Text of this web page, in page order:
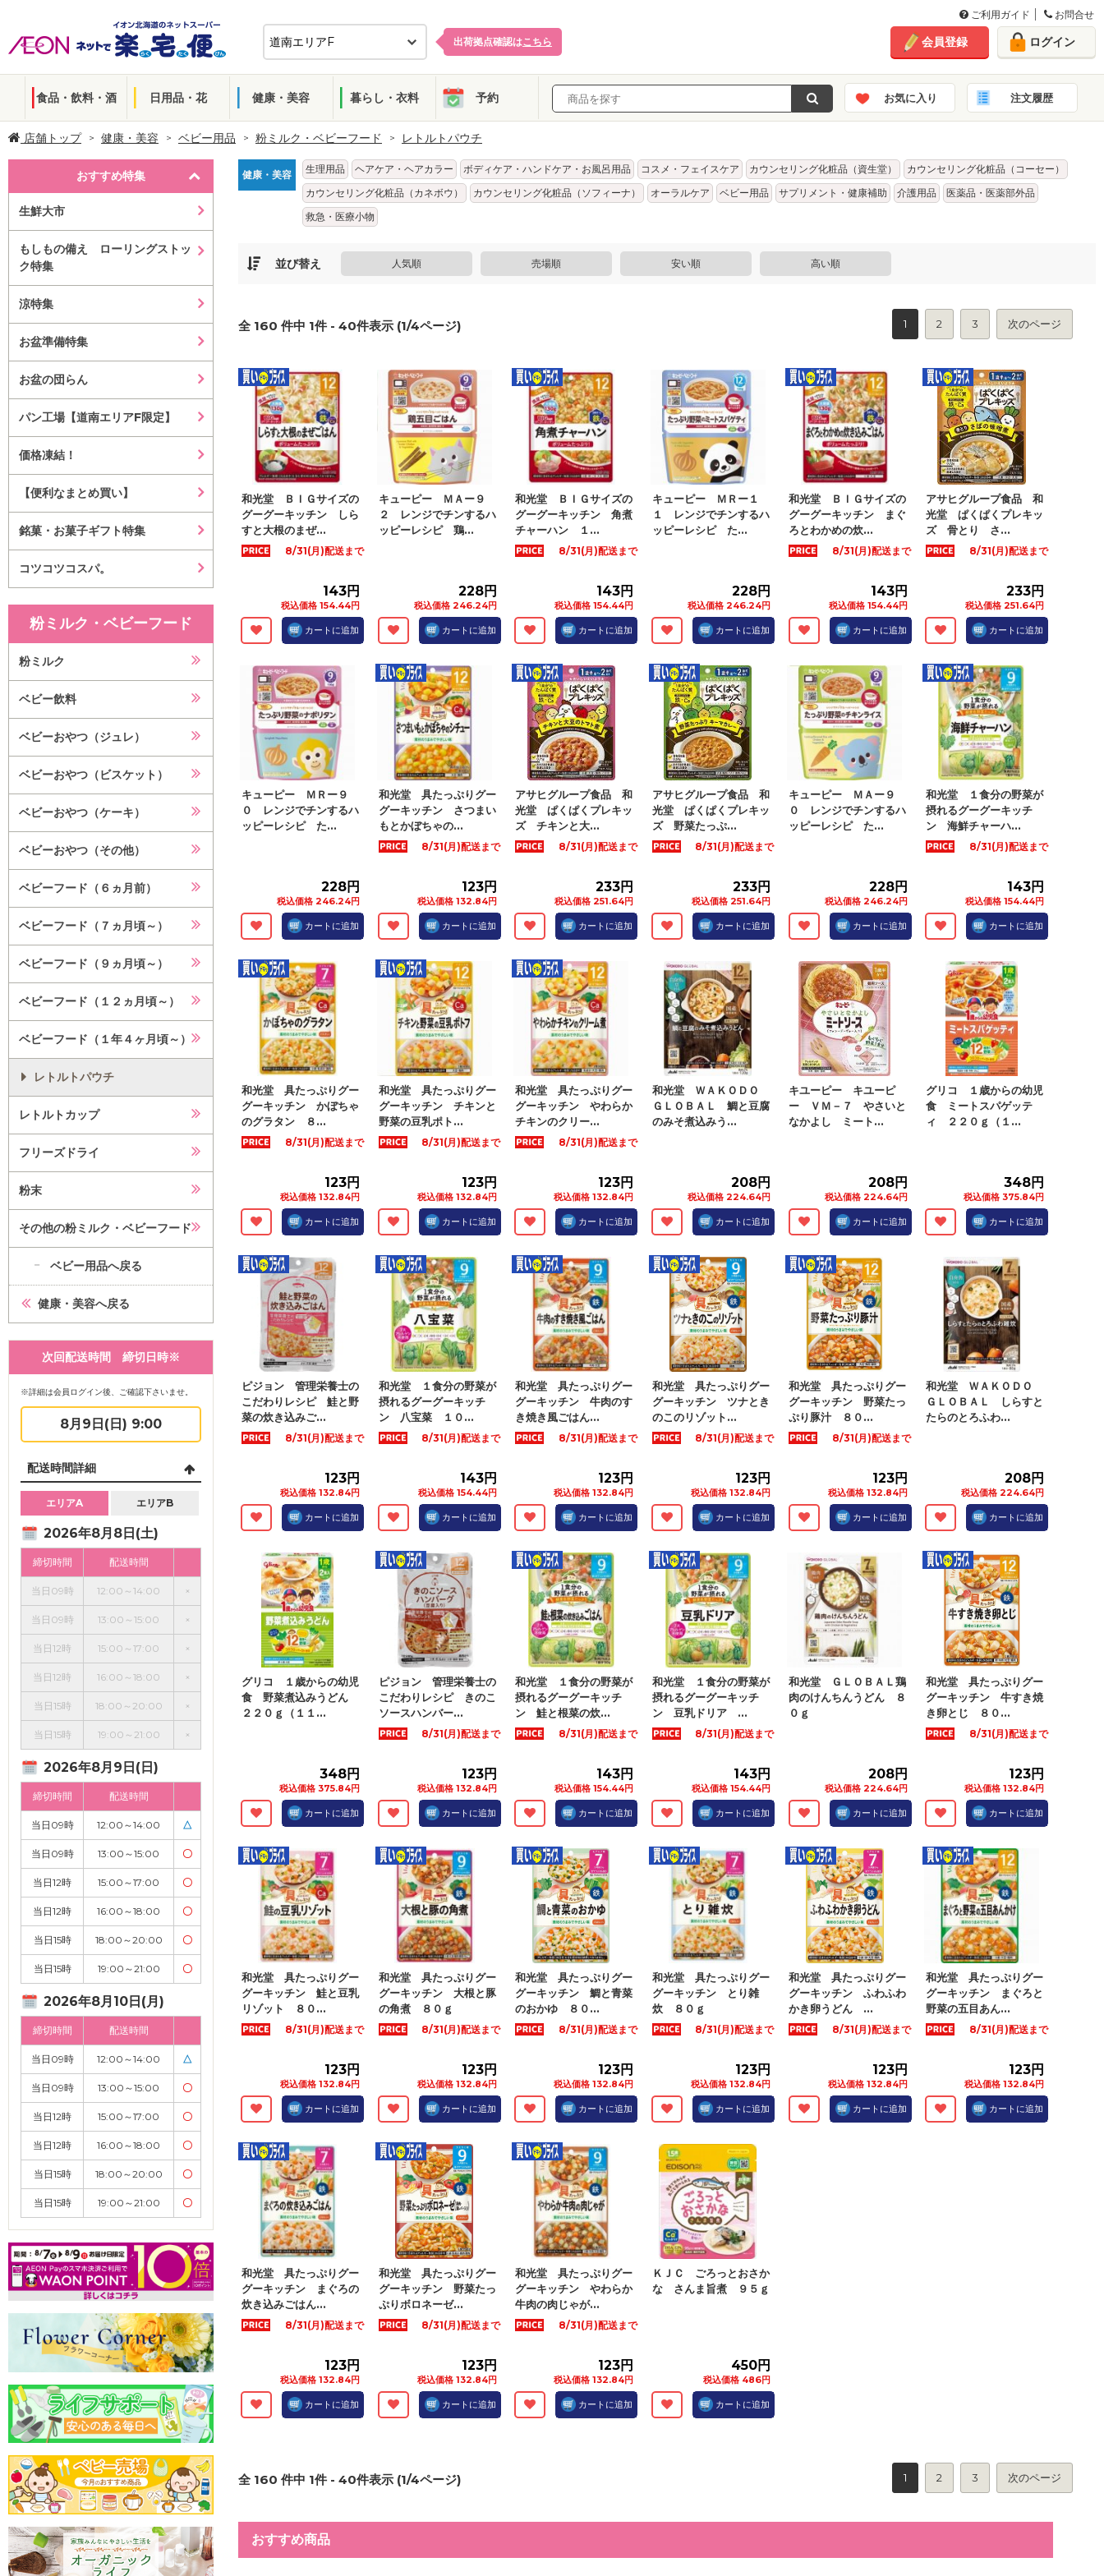
ご利用ガイド お問合せ
出荷拠点確認はこちら 会員登録 ログイン
食品・飲料・酒 日用品・花 健康・美容 暮らし・衣料 予約 お気に入り 注文履歴
店舗トップ 健康・美容 ベビー用品 粉ミルク・ベビーフード レトルトパウチ
おすすめ特集
生鮮大市
もしもの備え ローリングストッ
ク特集
涼特集
お盆準備特集
お盆の団らん
パン工場【道南エリアF限定】
価格凍結！
【便利なまとめ買い】
銘菓・お菓子ギフト特集
コツコツコスパ。
粉ミルク・ベビーフード
粉ミルク
ベビー飲料
ベビーおやつ（ジュレ）
ベビーおやつ（ビスケット）
ベビーおやつ（ケーキ）
ベビーおやつ（その他）
ベビーフード（６ヵ月前）
ベビーフード（７ヵ月頃～）
ベビーフード（９ヵ月頃～）
ベビーフード（１２ヵ月頃～）
ベビーフード（１年４ヶ月頃～）
レトルトパウチ
レトルトカップ
フリーズドライ
粉末
その他の粉ミルク・ベビーフード
ベビー用品へ戻る
健康・美容へ戻る
次回配送時間 締切日時※
※詳細は会員ログイン後、ご確認下さいませ。
8月9日(日) 9:00
配送時間詳細
エリアA エリアB
2026年8月8日(土)
締切時間 配送時間
当日09時 12:00～14:00 ×
当日09時 13:00～15:00 ×
当日12時 15:00～17:00 ×
当日12時 16:00～18:00 ×
当日15時 18:00～20:00 ×
当日15時 19:00～21:00 ×
2026年8月9日(日)
締切時間 配送時間
当日09時 12:00～14:00 △
当日09時 13:00～15:00 〇
当日12時 15:00～17:00 〇
当日12時 16:00～18:00 〇
当日15時 18:00～20:00 〇
当日15時 19:00～21:00 〇
2026年8月10日(月)
締切時間 配送時間
当日09時 12:00～14:00 △
当日09時 13:00～15:00 〇
当日12時 15:00～17:00 〇
当日12時 16:00～18:00 〇
当日15時 18:00～20:00 〇
当日15時 19:00～21:00 〇
健康・美容 生理用品 ヘアケア・ヘアカラー ボディケア・ハンドケア・お風呂用品 コスメ・フェイスケア カウンセリング化粧品（資生堂）
カウンセリング化粧品（コーセー）
カウンセリング化粧品（カネボウ）
カウンセリング化粧品（ソフィーナ） オーラルケア ベビー用品 サプリメント・健康補助 介護用品
医薬品・医薬部外品
救急・医療小物
並び替え 人気順 売場順 安い順 高い順
全 160 件中 1件 - 40件表示 (1/4ページ) 1 2 3 次のページ
和光堂 ＢＩＧサイズの
グーグーキッチン しら
すと大根のまぜ...
8/31(月)配送まで
143円
税込価格 154.44円
カートに追加
キューピー ＭＡー９
２ レンジでチンするハ
ッピーレシピ 鶏...
228円
税込価格 246.24円
カートに追加
和光堂 ＢＩＧサイズの
グーグーキッチン 角煮
チャーハン １...
8/31(月)配送まで
143円
税込価格 154.44円
カートに追加
キューピー ＭＲー１
１ レンジでチンするハ
ッピーレシピ た...
228円
税込価格 246.24円
カートに追加
和光堂 ＢＩＧサイズの
グーグーキッチン まぐ
ろとわかめの炊...
8/31(月)配送まで
143円
税込価格 154.44円
カートに追加
アサヒグループ食品 和
光堂 ぱくぱくプレキッ
ズ 骨とり さ...
8/31(月)配送まで
233円
税込価格 251.64円
カートに追加
キューピー ＭＲー９
０ レンジでチンするハ
ッピーレシピ た...
228円
税込価格 246.24円
カートに追加
和光堂 具たっぷりグー
グーキッチン さつまい
もとかぼちゃの...
8/31(月)配送まで
123円
税込価格 132.84円
カートに追加
アサヒグループ食品 和
光堂 ぱくぱくプレキッ
ズ チキンと大...
8/31(月)配送まで
233円
税込価格 251.64円
カートに追加
アサヒグループ食品 和
光堂 ぱくぱくプレキッ
ズ 野菜たっぷ...
8/31(月)配送まで
233円
税込価格 251.64円
カートに追加
キューピー ＭＡー９
０ レンジでチンするハ
ッピーレシピ た...
228円
税込価格 246.24円
カートに追加
和光堂 １食分の野菜が
摂れるグーグーキッチ
ン 海鮮チャーハ...
8/31(月)配送まで
143円
税込価格 154.44円
カートに追加
和光堂 具たっぷりグー
グーキッチン かぼちゃ
のグラタン ８...
8/31(月)配送まで
123円
税込価格 132.84円
カートに追加
和光堂 具たっぷりグー
グーキッチン チキンと
野菜の豆乳ポト...
8/31(月)配送まで
123円
税込価格 132.84円
カートに追加
和光堂 具たっぷりグー
グーキッチン やわらか
チキンのクリー...
8/31(月)配送まで
123円
税込価格 132.84円
カートに追加
和光堂 ＷＡＫＯＤＯ
ＧＬＯＢＡＬ 鯛と豆腐
のみそ煮込みう...
208円
税込価格 224.64円
カートに追加
キユーピー キユーピ
ー ＶＭ－７ やさいと
なかよし ミート...
208円
税込価格 224.64円
カートに追加
グリコ １歳からの幼児
食 ミートスパゲッテ
ィ ２２０ｇ（１...
348円
税込価格 375.84円
カートに追加
ピジョン 管理栄養士の
こだわりレシピ 鮭と野
菜の炊き込みご...
8/31(月)配送まで
123円
税込価格 132.84円
カートに追加
和光堂 １食分の野菜が
摂れるグーグーキッチ
ン 八宝菜 １０...
8/31(月)配送まで
143円
税込価格 154.44円
カートに追加
和光堂 具たっぷりグー
グーキッチン 牛肉のす
き焼き風ごはん...
8/31(月)配送まで
123円
税込価格 132.84円
カートに追加
和光堂 具たっぷりグー
グーキッチン ツナとき
のこのリゾット...
8/31(月)配送まで
123円
税込価格 132.84円
カートに追加
和光堂 具たっぷりグー
グーキッチン 野菜たっ
ぷり豚汁 ８０...
8/31(月)配送まで
123円
税込価格 132.84円
カートに追加
和光堂 ＷＡＫＯＤＯ
ＧＬＯＢＡＬ しらすと
たらのとろふわ...
208円
税込価格 224.64円
カートに追加
グリコ １歳からの幼児
食 野菜煮込みうどん
２２０ｇ（１１...
348円
税込価格 375.84円
カートに追加
ピジョン 管理栄養士の
こだわりレシピ きのこ
ソースハンバー...
8/31(月)配送まで
123円
税込価格 132.84円
カートに追加
和光堂 １食分の野菜が
摂れるグーグーキッチ
ン 鮭と根菜の炊...
8/31(月)配送まで
143円
税込価格 154.44円
カートに追加
和光堂 １食分の野菜が
摂れるグーグーキッチ
ン 豆乳ドリア ...
8/31(月)配送まで
143円
税込価格 154.44円
カートに追加
和光堂 ＧＬＯＢＡＬ鶏
肉のけんちんうどん ８
０ｇ
208円
税込価格 224.64円
カートに追加
和光堂 具たっぷりグー
グーキッチン 牛すき焼
き卵とじ ８０...
8/31(月)配送まで
123円
税込価格 132.84円
カートに追加
和光堂 具たっぷりグー
グーキッチン 鮭と豆乳
リゾット ８０...
8/31(月)配送まで
123円
税込価格 132.84円
カートに追加
和光堂 具たっぷりグー
グーキッチン 大根と豚
の角煮 ８０ｇ
8/31(月)配送まで
123円
税込価格 132.84円
カートに追加
和光堂 具たっぷりグー
グーキッチン 鯛と青菜
のおかゆ ８０...
8/31(月)配送まで
123円
税込価格 132.84円
カートに追加
和光堂 具たっぷりグー
グーキッチン とり雑
炊 ８０ｇ
8/31(月)配送まで
123円
税込価格 132.84円
カートに追加
和光堂 具たっぷりグー
グーキッチン ふわふわ
かき卵うどん ...
8/31(月)配送まで
123円
税込価格 132.84円
カートに追加
和光堂 具たっぷりグー
グーキッチン まぐろと
野菜の五目あん...
8/31(月)配送まで
123円
税込価格 132.84円
カートに追加
和光堂 具たっぷりグー
グーキッチン まぐろの
炊き込みごはん...
8/31(月)配送まで
123円
税込価格 132.84円
カートに追加
和光堂 具たっぷりグー
グーキッチン 野菜たっ
ぷりボロネーゼ...
8/31(月)配送まで
123円
税込価格 132.84円
カートに追加
和光堂 具たっぷりグー
グーキッチン やわらか
牛肉の肉じゃが...
8/31(月)配送まで
123円
税込価格 132.84円
カートに追加
ＫＪＣ ごろっとおさか
な さんま旨煮 ９５ｇ
450円
税込価格 486円
カートに追加
全 160 件中 1件 - 40件表示 (1/4ページ) 1 2 3 次のページ
おすすめ商品